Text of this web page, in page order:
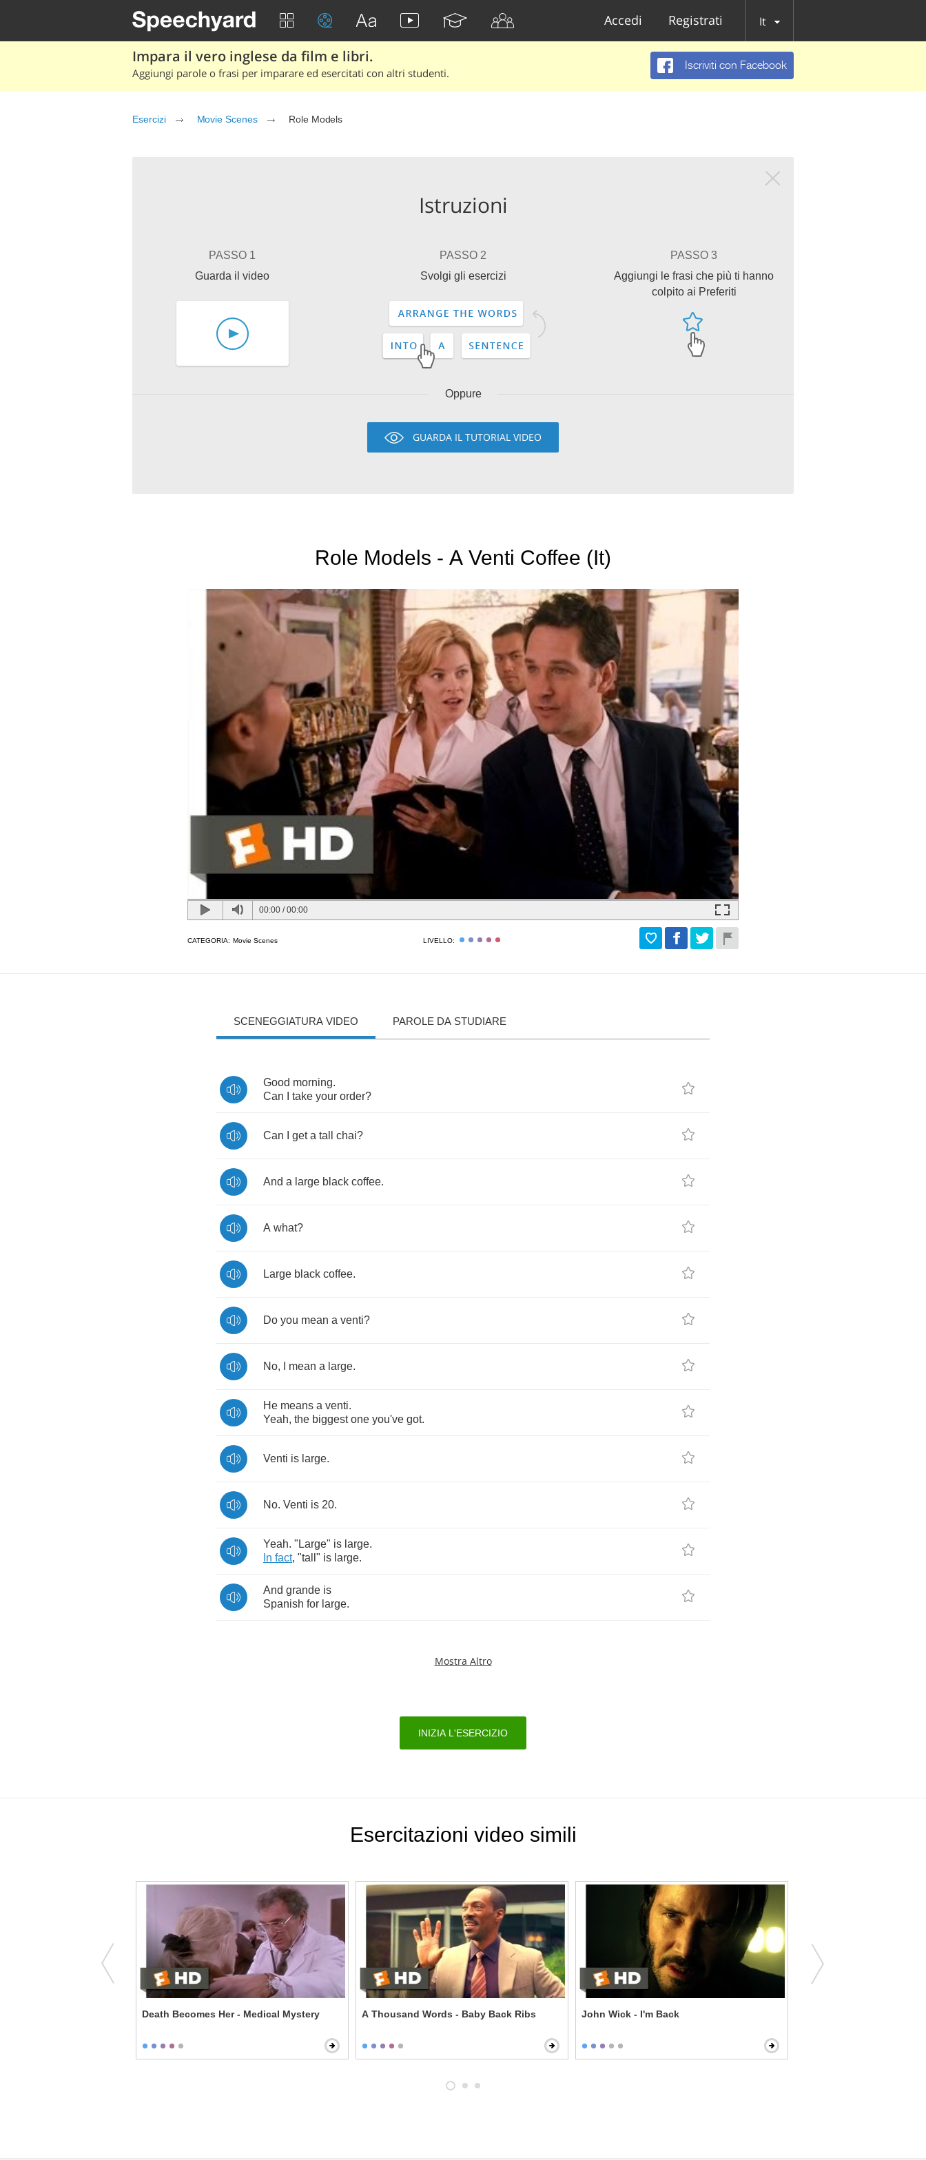
Accedi Registrati It
Impara il vero inglese da film e libri.
Aggiungi parole o frasi per imparare ed esercitati con altri studenti.
Iscriviti con Facebook
Esercizi Movie Scenes Role Models
Istruzioni
PASSO 1
Guarda il video
PASSO 2
Svolgi gli esercizi
PASSO 3
Aggiungi le frasi che più ti hanno
colpito ai Preferiti
Oppure
GUARDA IL TUTORIAL VIDEO
Role Models - A Venti Coffee (It)
00:00 /00:00
CATEGORIA: Movie Scenes LIVELLO:
SCENEGGIATURA VIDEO PAROLE DA STUDIARE
Good morning.
Can
take your order?
Can get a tall chai?
And a large black coffee.
A what?
Large black coffee.
Do you mean a venti?
No, mean a large.
He means a venti.
Yeah, the biggest one you've got.
Venti is large.
No. Venti is 20.
Yeah. " Large" is large.
In fact, "tall " is large.
And grande is
Spanish for large.
Mostra Altro
INIZIA L'ESERCIZIO
Esercitazioni video simili
Death Becomes Her - Medical Mystery A Thousand Words - Baby Back Ribs John Wick - I'm Back